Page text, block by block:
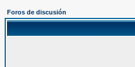
Foros de discusión